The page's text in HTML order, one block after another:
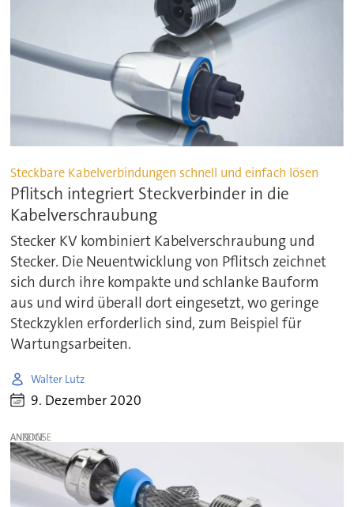
Steckbare Kabelverbindungen schnell und einfach lösen
Pflitsch integriert Steckverbinder in die
Kabelverschraubung
Stecker KV kombiniert Kabelverschraubung und
Stecker. Die Neuentwicklung von Pflitsch zeichnet
sich durch ihre kompakte und schlanke Bauform
aus und wird überall dort eingesetzt, wo geringe
Steckzyklen erforderlich sind, zum Beispiel für
Wartungsarbeiten.
Walter Lutz
9. Dezember 2020
ANZEIGE